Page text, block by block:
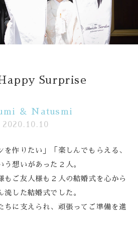
の方へ
Surprise
＆ Natusmi
2020.10.10
を作りたい」「楽しんでもらえる、
う想いがあった２人。
もご友人様も２人の結婚式を心から
流した結婚式でした。
ちに支えられ、頑張ってご準備を進